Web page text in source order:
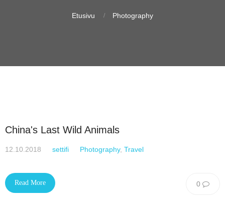
Etusivu Photography
China's Last Wild Animals
12.10.2018 settifi Photography, Travel
0
Read More